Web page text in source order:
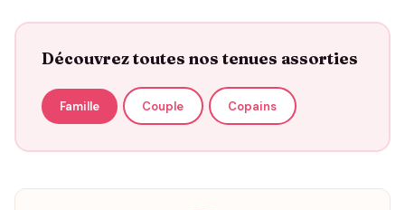
Découvrez toutes nos tenues assorties
Famille Couple Copains